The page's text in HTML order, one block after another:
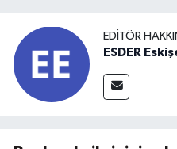
EDITÖR
ESDER